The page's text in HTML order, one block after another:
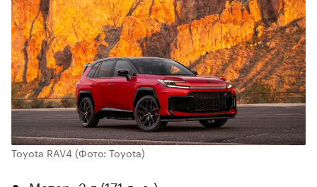
Toyota RAV4(Фото: Toyota)